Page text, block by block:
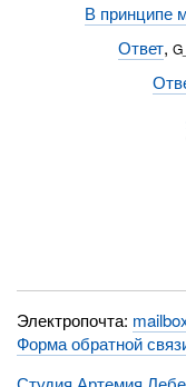
В принципе
Ответ,
Электропочта:
Форма обратной